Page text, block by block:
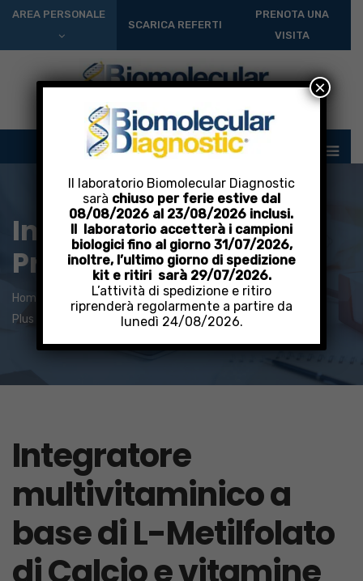
AREA PERSONALE
SCARICA REFERTI
PRENOTA UNA
VISITA
Integratore Bone
Promoter B plus
Home Privato: Prodotti Integratori
Bone Promoter B
Plus
Integratore
multivitaminico a
base di L-Metilfolato
Il laboratorio Biomolecular Diagnostic
sarà chiuso per ferie estive dal
08/08/2026 al 23/08/2026 inclusi.
Il laboratorio accetterà i campioni
biologici fino al giorno 31/07/2026,
inoltre, l’ultimo giorno di spedizione
kit e ritiri sarà 29/07/2026.
L’attività di spedizione e ritiro
riprenderà regolarmente a partire da
lunedì 24/08/2026.
×